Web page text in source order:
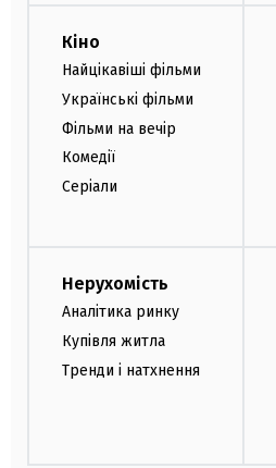
Кіно
Найцікавіші фільми
Українські фільми
Фільми на вечір
Комедії
Серіали
Нерухомість
Аналітика ринку
Купівля житла
Тренди і натхнення